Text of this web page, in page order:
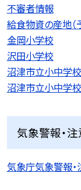
不審者情報
給食物資の産地（
金岡小学校
沢田小学校
沼津市立小中学
沼津市立小中学
気象警報・
気象庁気象警報・